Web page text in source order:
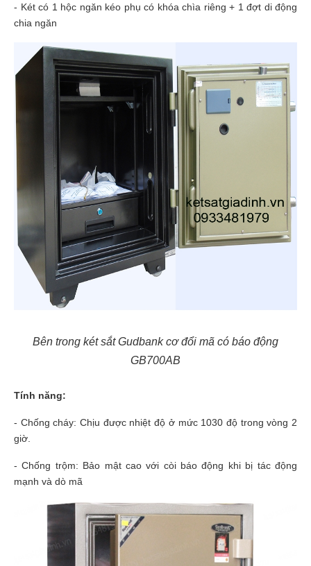
- Két có 1 hộc ngăn kéo phụ có khóa chìa riêng + 1 đợt di động
chia ngăn
Bên trong két sắt Gudbank cơ đổi mã có báo động
GB700AB
Tính năng:
- Chống cháy: Chịu được nhiệt độ ở mức 1030 độ trong vòng 2
giờ.
- Chống trộm: Bảo mật cao với còi báo động khi bị tác động
mạnh và dò mã